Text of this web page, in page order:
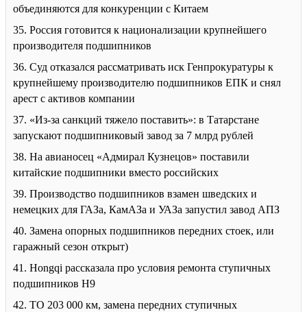
объединяются для конкуренции с Китаем
35. Россия готовится к национализации крупнейшего
производителя подшипников
36. Суд отказался рассматривать иск Генпрокуратуры к
крупнейшему производителю подшипников ЕПК и снял
арест с активов компании
37. «Из-за санкций тяжело поставить»: в Татарстане
запускают подшипниковый завод за 7 млрд рублей
38. На авианосец «Адмирал Кузнецов» поставили
китайские подшипники вместо российских
39. Производство подшипников взамен шведских и
немецких для ГАЗа, КамАЗа и УАЗа запустил завод АПЗ
40. Замена опорных подшипников передних стоек, или
гаражный сезон открыт)
41. Hongqi рассказала про условия ремонта ступичных
подшипников H9
42. ТО 203 000 км, замена передних ступичных